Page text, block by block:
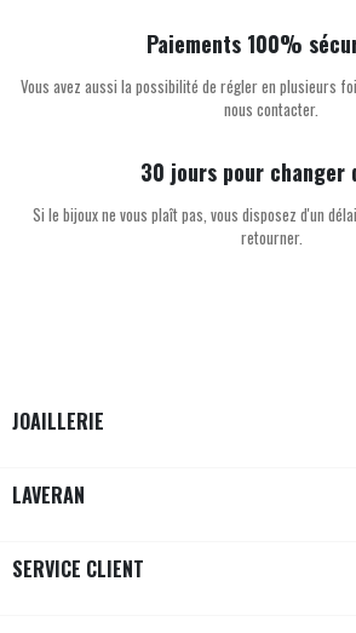
Paiements 100%
Vous avez aussi la possibilité de régler en plusieurs
nous contacter.
30 jours pour changer
Si le bijoux ne vous plaît pas, vous disposez d'un
retourner.
JOAILLERIE
LAVERAN
SERVICE CLIENT